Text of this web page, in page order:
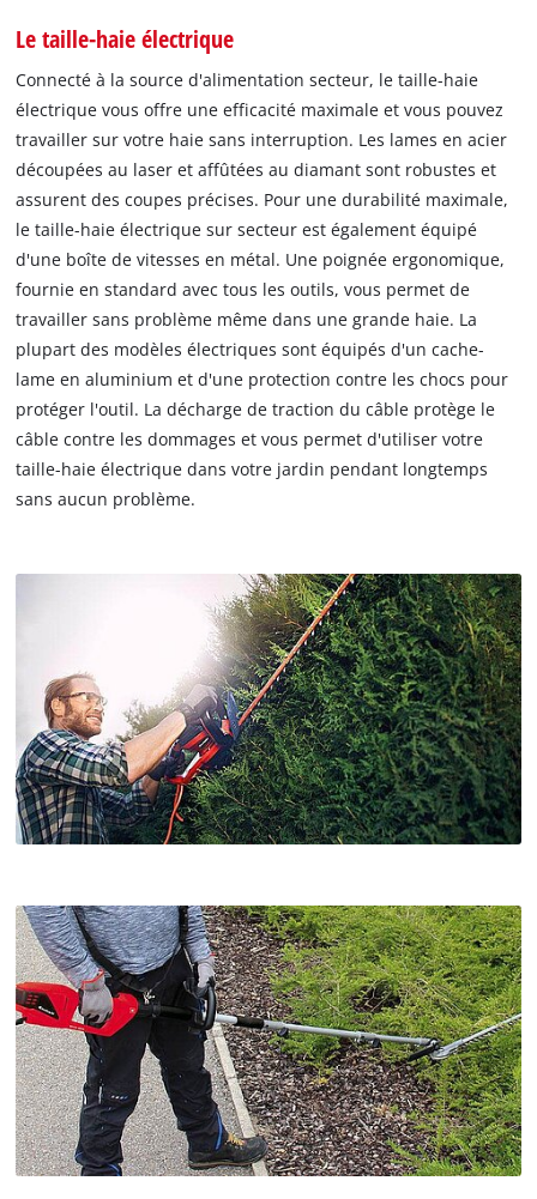
Le taille-haie électrique
Connecté à la source d'alimentation secteur, le taille-haie
électrique vous offre une efficacité maximale et vous pouvez
travailler sur votre haie sans interruption. Les lames en acier
découpées au laser et affûtées au diamant sont robustes et
assurent des coupes précises. Pour une durabilité maximale,
le taille-haie électrique sur secteur est également équipé
d'une boîte de vitesses en métal. Une poignée ergonomique,
fournie en standard avec tous les outils, vous permet de
travailler sans problème même dans une grande haie. La
plupart des modèles électriques sont équipés d'un cache-
lame en aluminium et d'une protection contre les chocs pour
protéger l'outil. La décharge de traction du câble protège le
câble contre les dommages et vous permet d'utiliser votre
taille-haie électrique dans votre jardin pendant longtemps
sans aucun problème.